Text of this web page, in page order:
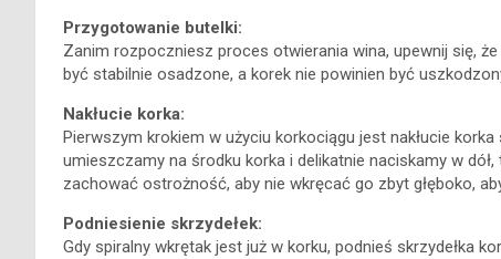
Przygotowanie butelki:
Zanim rozpoczniesz proces otwierania wina, upewnij się,
być stabilnie osadzone, a korek nie powinien być
Nakłucie korka:
Pierwszym krokiem w użyciu korkociągu jest nakłucie
umieszczamy na środku korka i delikatnie naciskamy w
zachować ostrożność, aby nie wkręcać go zbyt głęboko,
Podniesienie skrzydełek:
Gdy spiralny wkrętak jest już w korku, podnieś skrzydełka